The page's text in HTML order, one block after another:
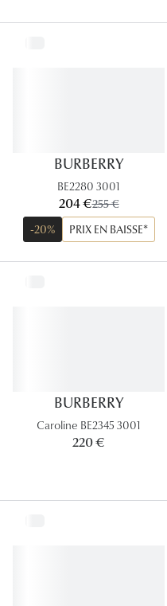
BURBERRY
BE2280 3001
maintenant:
204 €ancien prix:
255 €
-20%
PRIX EN BAISSE*
BURBERRY
Caroline BE2345 3001
220 €